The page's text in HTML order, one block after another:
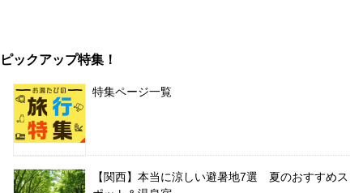
ピックアップ特集！
特集ページ一覧
【関西】本当に涼しい避暑地7選 夏のおすすめス